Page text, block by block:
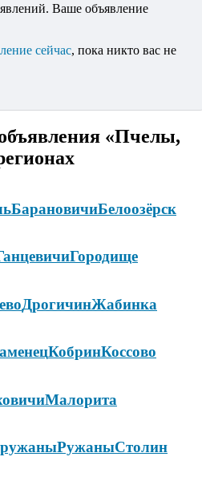
Ваше объявление
сейчас, пока никто вас не
«Пчелы,
БарановичиБелоозёрск
Городище
ДрогичинЖабинка
КобринКоссово
Малорита
РужаныСтолин